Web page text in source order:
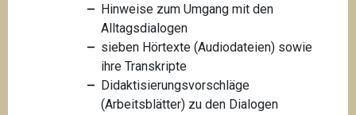
Hinweise zum Umgang mit den
Alltagsdialogen
sieben Hörtexte (Audiodateien) sowie
ihre Transkripte
Didaktisierungsvorschläge
(Arbeitsblätter) zu den Dialogen